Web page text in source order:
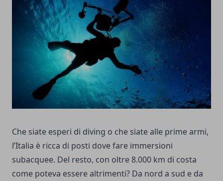
Che siate esperi di diving o che siate alle prime armi,
l’Italia è ricca di posti dove fare immersioni
subacquee. Del resto, con oltre 8.000 km di costa
come poteva essere altrimenti? Da nord a sud e da